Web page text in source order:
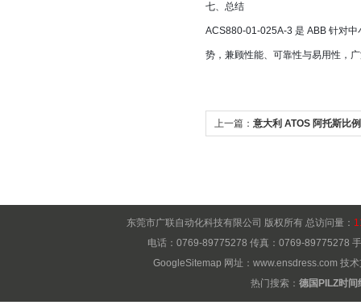
七、总结
ACS880-01-025A-3 是 ABB 针对
势，兼顾性能、可靠性与易用性，
上一篇： 意大利 ATOS 阿托斯比
东莞市广联自动化科技有限公司 版权所有 总访问量：
电话：0769-89775278 传真：0769-89775278
GoogleSitemap 网址： www.ensdress.com 技
热门搜索： 德国PILZ时间